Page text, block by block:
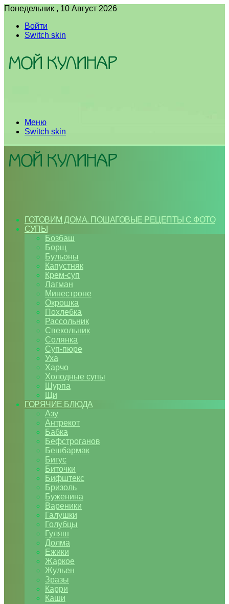
Понедельник , 10 Август 2026
Войти
Switch skin
Меню
Switch skin
ГОТОВИМ ДОМА. ПОШАГОВЫЕ РЕЦЕПТЫ С ФОТО
СУПЫ
Бозбаш
Борщ
Бульоны
Капустняк
Крем-суп
Лагман
Минестроне
Окрошка
Похлебка
Рассольник
Свекольник
Солянка
Суп-пюре
Уха
Харчо
Холодные супы
Шурпа
Щи
ГОРЯЧИЕ БЛЮДА
Азу
Антрекот
Бабка
Бефстроганов
Бешбармак
Бигус
Биточки
Бифштекс
Бризоль
Буженина
Вареники
Галушки
Голубцы
Гуляш
Долма
Ежики
Жаркое
Жульен
Зразы
Карри
Каши